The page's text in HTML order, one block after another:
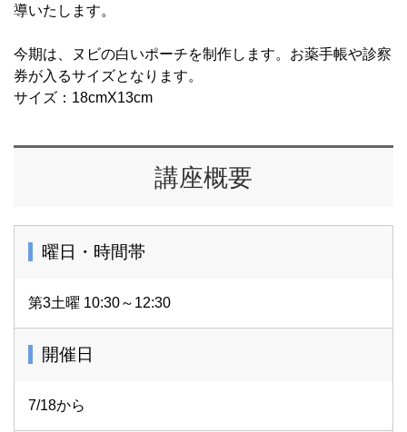
導いたします。
今期は、ヌビの白いポーチを制作します。お薬手帳や診察
券が入るサイズとなります。
サイズ：18cmX13cm
講座概要
曜日・時間帯
第3土曜 10:30～12:30
開催日
7/18から